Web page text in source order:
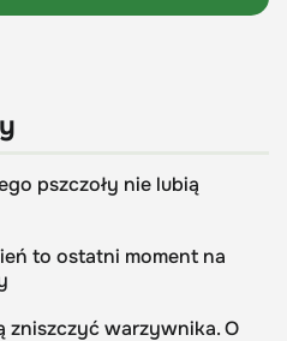
pszczoły nie lubią
to ostatni moment na
zniszczyć warzywnika. O